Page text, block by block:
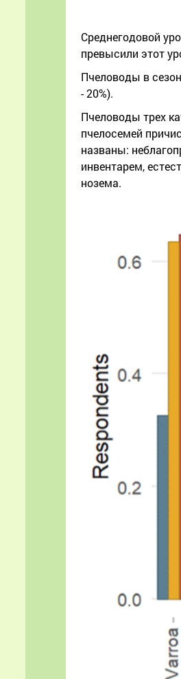
Среднегодовой
превысили этот
Пчеловоды в
- 20%).
Пчеловоды трех
пчелосемей
названы:
инвентарем,
нозема.